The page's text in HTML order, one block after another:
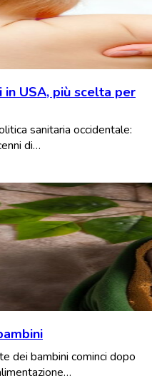
in USA, più scelta per
sanitaria occidentale:
di…
dei bambini cominci dopo